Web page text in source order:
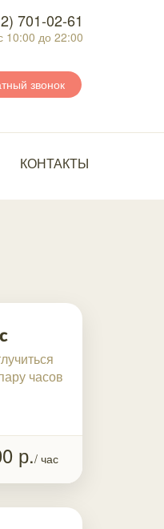
701-02-61
10:00 до 22:00
звонок
КОНТАКТЫ
часов
р./ час